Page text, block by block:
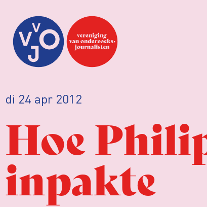
di 24 apr 2012
Hoe
inpakte